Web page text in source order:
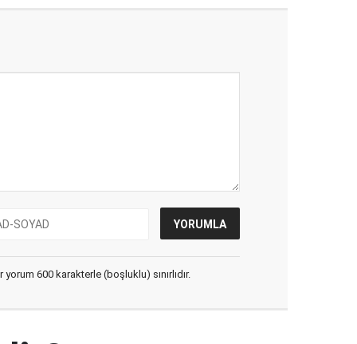
600 karakterle (boşluklu) sınırlıdır.